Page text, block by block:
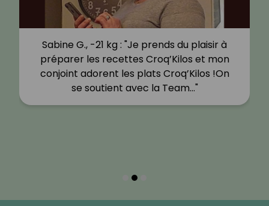
Sabine G., -21 kg : "Je prends du plaisir à
préparer les recettes Croq’Kilos et mon
conjoint adorent les plats Croq’Kilos !On
se soutient avec la Team…"